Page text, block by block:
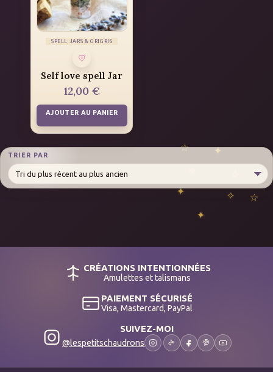
TRIER PAR
SPELL JARS & GRIGRIS
Self love spell Jar
12,00€
AJOUTER AU PANIER
CRÉATIONS INTENTIONNÉES
Amulettes et talismans
PAIEMENT SÉCURISÉ
Visa, Mastercard, PayPal
SUIVEZ-MOI
@lespetitschaudrons